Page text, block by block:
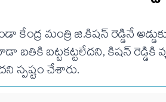
కేంద్ర మంత్రి జి.కిషన్ రెడ్డినే
బతికి బట్టకట్టలేదని, కిషన్ రెడ్డికి
స్పష్టం చేశారు.